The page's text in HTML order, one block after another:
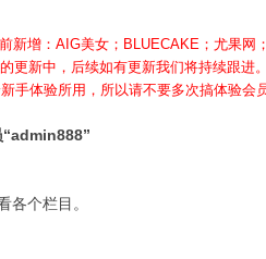
新增：AIG美女；BLUECAKE；尤果网
更新中，后续如有更新我们将持续跟进
手体验所用，所以请不要多次搞体验会
“admin888”
各个栏目。